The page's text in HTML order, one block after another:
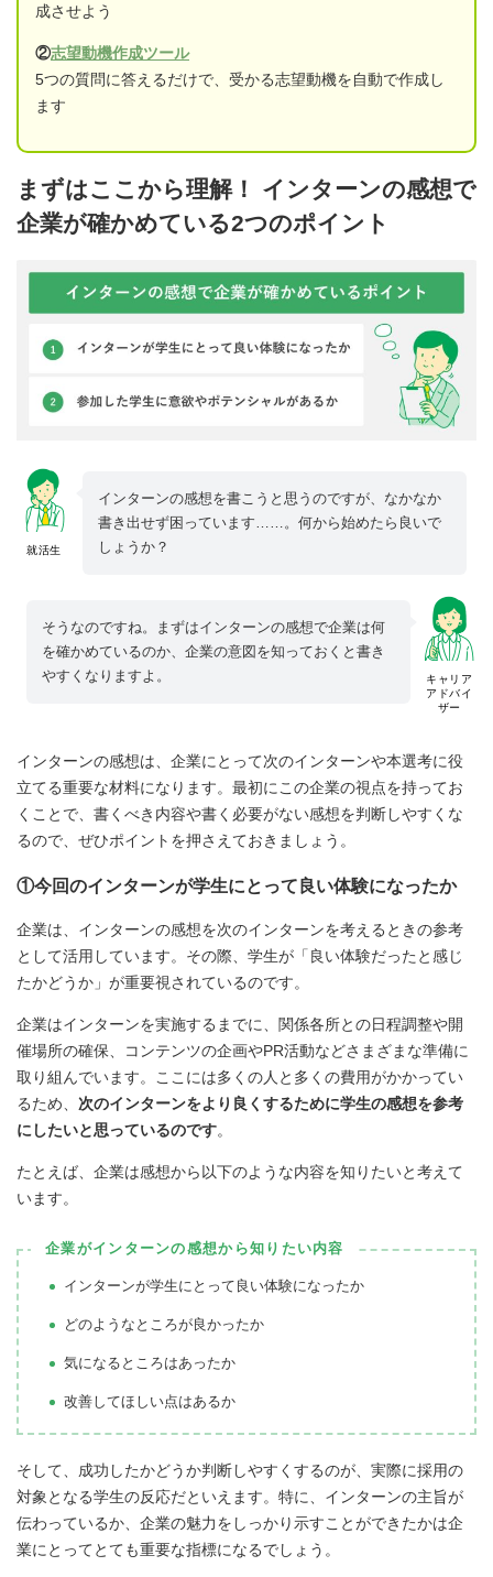
成させよう
②志望動機作成ツール
5つの質問に答えるだけで、受かる志望動機を自動で作成し
ます
まずはここから理解！ インターンの感想で
企業が確かめている2つのポイント
就活生
インターンの感想を書こうと思うのですが、なかなか
書き出せず困っています……。何から始めたら良いで
しょうか？
キャリア
アドバイ
ザー
そうなのですね。まずはインターンの感想で企業は何
を確かめているのか、企業の意図を知っておくと書き
やすくなりますよ。
インターンの感想は、企業にとって次のインターンや本選考に役
立てる重要な材料になります。最初にこの企業の視点を持ってお
くことで、書くべき内容や書く必要がない感想を判断しやすくな
るので、ぜひポイントを押さえておきましょう。
①今回のインターンが学生にとって良い体験になったか
企業は、インターンの感想を次のインターンを考えるときの参考
として活用しています。その際、学生が「良い体験だったと感じ
たかどうか」が重要視されているのです。
企業はインターンを実施するまでに、関係各所との日程調整や開
催場所の確保、コンテンツの企画やPR活動などさまざまな準備に
取り組んでいます。ここには多くの人と多くの費用がかかってい
るため、 次のインターンをより良くするために学生の感想を参考
にしたいと思っているのです。
たとえば、企業は感想から以下のような内容を知りたいと考えて
います。
企業がインターンの感想から知りたい内容
インターンが学生にとって良い体験になったか
どのようなところが良かったか
気になるところはあったか
改善してほしい点はあるか
そして、成功したかどうか判断しやすくするのが、実際に採用の
対象となる学生の反応だといえます。特に、インターンの主旨が
伝わっているか、企業の魅力をしっかり示すことができたかは企
業にとってとても重要な指標になるでしょう。